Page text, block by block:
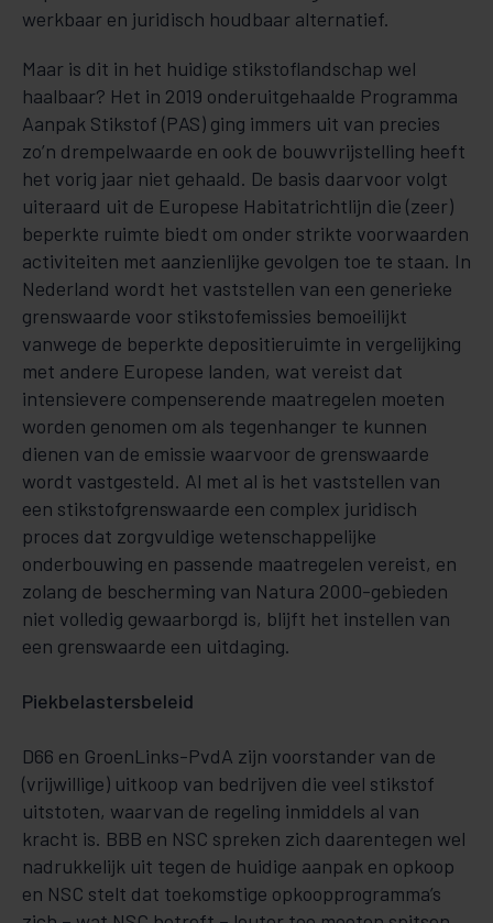
werkbaar en juridisch houdbaar alternatief.
Maar is dit in het huidige stikstoflandschap wel
haalbaar? Het in 2019 onderuitgehaalde Programma
Aanpak Stikstof (PAS) ging immers uit van precies
zo’n drempelwaarde en ook de bouwvrijstelling heeft
het vorig jaar niet gehaald. De basis daarvoor volgt
uiteraard uit de Europese Habitatrichtlijn die (zeer)
beperkte ruimte biedt om onder strikte voorwaarden
activiteiten met aanzienlijke gevolgen toe te staan. In
Nederland wordt het vaststellen van een generieke
grenswaarde voor stikstofemissies bemoeilijkt
vanwege de beperkte depositieruimte in vergelijking
met andere Europese landen, wat vereist dat
intensievere compenserende maatregelen moeten
worden genomen om als tegenhanger te kunnen
dienen van de emissie waarvoor de grenswaarde
wordt vastgesteld. Al met al is het vaststellen van
een stikstofgrenswaarde een complex juridisch
proces dat zorgvuldige wetenschappelijke
onderbouwing en passende maatregelen vereist, en
zolang de bescherming van Natura 2000-gebieden
niet volledig gewaarborgd is, blijft het instellen van
een grenswaarde een uitdaging.
Piekbelastersbeleid
D66 en GroenLinks-PvdA zijn voorstander van de
(vrijwillige) uitkoop van bedrijven die veel stikstof
uitstoten, waarvan de regeling inmiddels al van
kracht is. BBB en NSC spreken zich daarentegen wel
nadrukkelijk uit tegen de huidige aanpak en opkoop
en NSC stelt dat toekomstige opkoopprogramma’s